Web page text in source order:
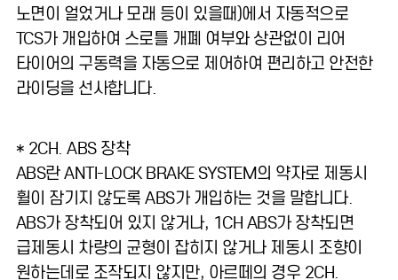
노면이 얼었거나 모래 등이 있을때)에서 자동적으로
TCS가 개입하여 스로틀 개폐 여부와 상관없이 리어
타이어의 구동력을 자동으로 제어하여 편리하고 안전한
라이딩을 선사합니다.
* 2CH. ABS 장착
ABS란 ANTI-LOCK BRAKE SYSTEM의 약자로 제동시
휠이 잠기지 않도록 ABS가 개입하는 것을 말합니다.
ABS가 장착되어 있지 않거나, 1CH ABS가 장착되면
급제동시 차량의 균형이 잡히지 않거나 제동시 조향이
원하는데로 조작되지 않지만, 아르떼의 경우 2CH.